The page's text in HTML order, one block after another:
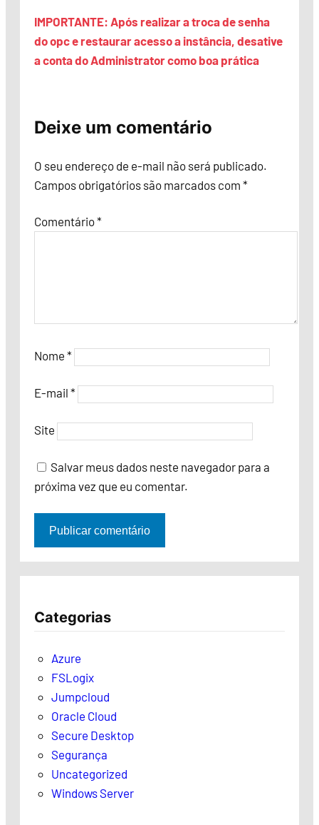
IMPORTANTE: Após realizar a troca de senha
do opc e restaurar acesso a instância, desative
a conta do Administrator como boa prática
Deixe um comentário
O seu endereço de e-mail não será publicado.
Campos obrigatórios são marcados com *
Comentário*
Nome *
E-mail *
Site
Salvar meus dados neste navegador para a
próxima vez que eu comentar.
Categorias
Azure
FSLogix
Jumpcloud
Oracle Cloud
Secure Desktop
Segurança
Uncategorized
Windows Server